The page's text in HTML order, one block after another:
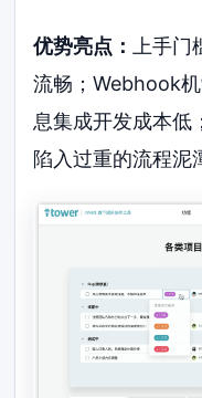
优势亮点：
上手
流畅；Webhook
息集成开发成本低
陷入过重的流程泥